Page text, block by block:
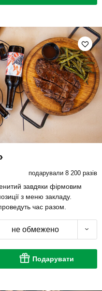
подарували 8 200 разів
завдяки фірмовим
з меню закладу.
час разом.
не обмежено
Подарувати